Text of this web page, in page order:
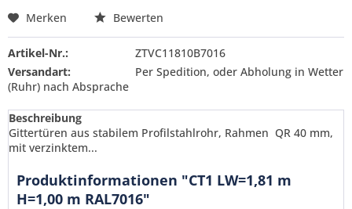
Merken Bewerten
Artikel-Nr.:
ZTVC11810B7016
Versandart:
Per Spedition, oder Abholung in Wetter
(Ruhr) nach Absprache
Beschreibung
Gittertüren aus stabilem Profilstahlrohr, Rahmen QR 40 mm,
mit verzinktem...
Produktinformationen "CT1 LW=1,81 m
H=1,00 m RAL7016"